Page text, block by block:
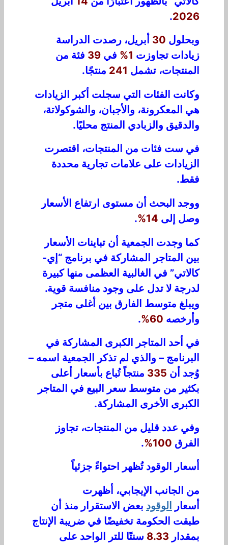
2026
.
وبحلول 30 أبريل، رصدت الدراسة
زيادات تجاوزت 1% في 39 فئة من
المنتجات، تشمل 241 منتجًا.
وكانت الفئات التي سجلت أكبر الزيادات
هي المعكرونة، والأجبان، والشوكولاتة،
والدقيق والزبادي المنتج محليًا.
في ست فئات من المنتجات، اقتصرت
الزيادات على علامات تجارية محددة
فقط.
ووجد البحث أن مستوى ارتفاع الأسعار
وصل إلى 14%
.
كما وجدت الجمعية أن تباينات الأسعار
بين المتاجر المشاركة في برنامج “إي-
كالاتي” في الغالبية العظمى منها كبيرة
لدرجة لا تدل على وجود منافسة قوية.
ويبلغ متوسط ​​الفارق بين أغلى متجر
وأرخصه
.
في أحد المتاجر الكبرى المشاركة في
البرنامج – والذي لم تذكر الجمعية اسمه –
وُجد أن 335 منتجاً تُباع بأسعار أعلى
بكثير من متوسط ​​سعر البيع في المتاجر
الكبرى الأخرى المشاركة.
وفي عدد قليل من المنتجات، تجاوز
الفرق 100%
.
أسعار الوقود تُظهر احتواءً جزئياً
من الجانب الإيجابي، أظهرت
أسعار
الوقود بعض الاستقرار منذ أن
طبقت الحكومة تخفيضًا في ضريبة الإنتاج
بمقدار 8.33 سنتًا للتر الواحد على